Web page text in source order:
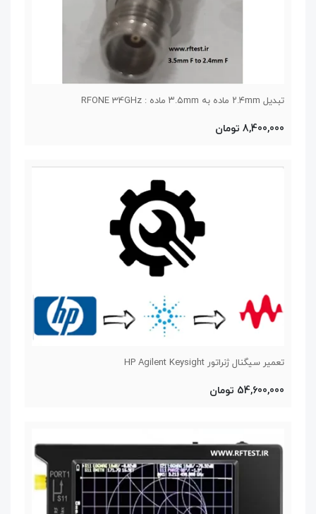
تبدیل ۲.۴mm ماده به ۳.۵mm ماده : RFONE 34GHz
8,400,000 تومان
تعمیر سیگنال ژنراتور HP Agilent Keysight
54,600,000 تومان